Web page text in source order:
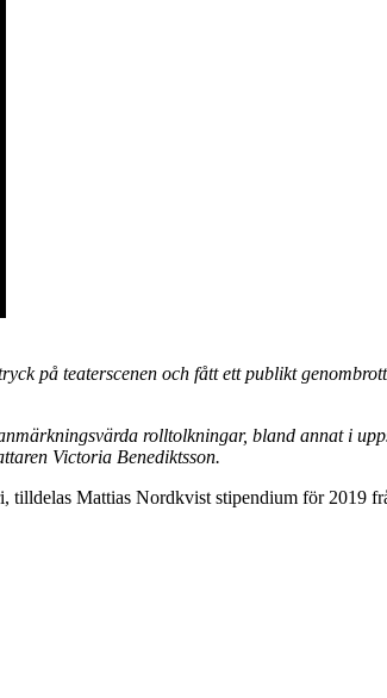
på teaterscenen och fått ett publikt
rolltolkningar, bland annat i
Victoria Benediktsson.
tilldelas Mattias Nordkvist stipendium för 2019